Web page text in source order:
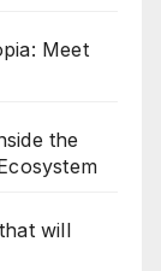
Meet
the
will